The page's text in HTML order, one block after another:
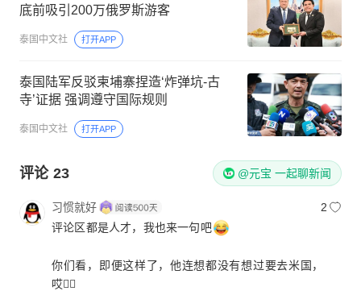
底前吸引200万俄罗斯游客
泰国中文社 打开APP
泰国陆军反驳柬埔寨捏造‘炸弹坑-古
寺’证据 强调遵守国际规则
泰国中文社 打开APP
评论 23 @元宝 一起聊新闻
习惯就好
2
评论区都是人才，我也来一句吧
你们看，即便这样了，他连想都没有想过要去米国，
哎😮‍💨